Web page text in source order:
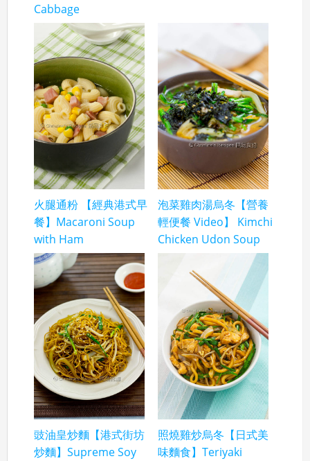
Cabbage
火腿通粉 【經典港式早
餐】Macaroni Soup
with Ham
泡菜雞肉湯烏冬【營養
輕便餐 Video】 Kimchi
Chicken Udon Soup
豉油皇炒麵【港式街坊
炒麵】Supreme Soy
照燒雞炒烏冬【日式美
味麵食】Teriyaki